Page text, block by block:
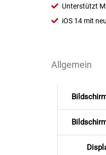
Isotonische / Energy /
Kaffee / Tee Zubehör
Kartoffelprod./Beilagen/
Unterstützt
iOS 14 mit
Allgemein